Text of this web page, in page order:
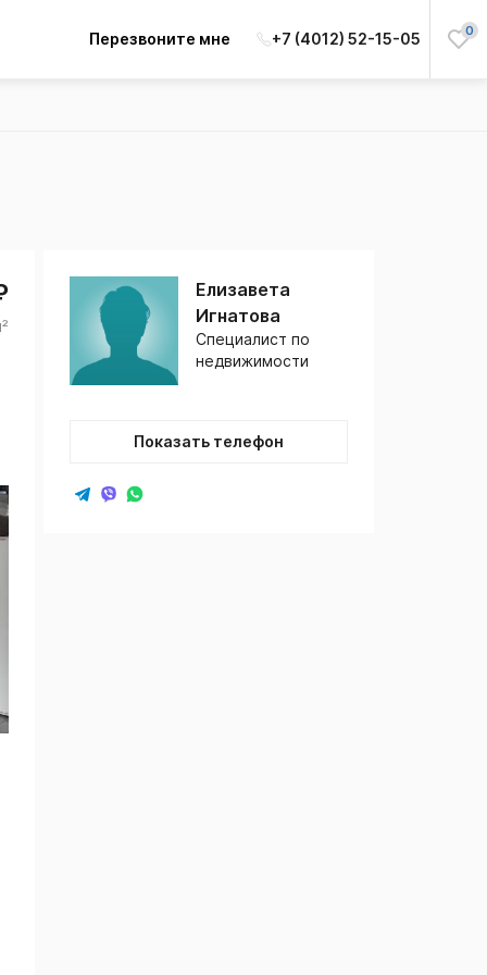
Перезвоните мне +7 (4012) 52-15-05 0
Елизавета
Игнатова
Специалист по
недвижимости
Показать телефон